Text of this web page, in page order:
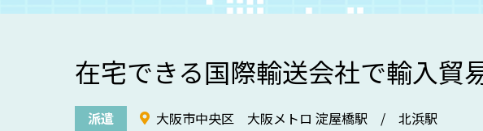
在宅できる国際輸送会社で輸入貿
派遣 大阪市中央区 大阪メトロ 淀屋橋駅 / 北浜駅